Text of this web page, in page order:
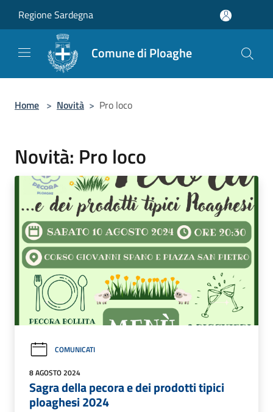
Regione Sardegna
Comune di Ploaghe
Home > Novità > Pro loco
Novità: Pro loco
COMUNICATI
8 AGOSTO 2024
Sagra della pecora e dei prodotti tipici
ploaghesi 2024